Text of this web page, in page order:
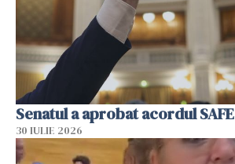
Senatul a aprobat acordul SAFE
30 IULIE 2026